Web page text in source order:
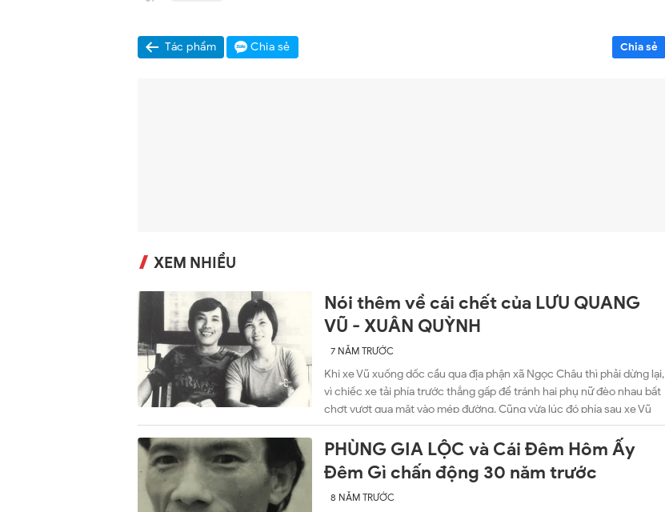
Tác phẩm Chia sẻ Chia sẻ
XEM NHIỀU
Nói thêm về cái chết của LƯU QUANG
VŨ - XUÂN QUỲNH
7 NĂM TRƯỚC
Khi xe Vũ xuống dốc cầu qua địa phận xã Ngọc Châu thì phải dừng lại,
vì chiếc xe tải phía trước thắng gấp để tránh hai phụ nữ đèo nhau bất
chợt vượt qua mặt vào mép đường. Cũng vừa lúc đó phía sau xe Vũ
có một chiếc xe tải lớn chở than của một công ty ở thị xã Hòn Gai
(Quảng Ninh) do tài xế Nguyễn Công Thành lái, chạy với tốc độ lớn
xuống dốc cầu, không kịp thắng đã lao đâm vào phía trái đuôi xe của
Vũ. Bị tác động bởi một lực quá lớn, vợ chồng Doãn Châu ngồi sau lái
xe ngã bổ vào thùng xe, còn vợ chồng Quỳnh - Vũ và con trai Quỳnh
PHÙNG GIA LỘC và Cái Đêm Hôm Ấy
Đêm Gì chấn động 30 năm trước
8 NĂM TRƯỚC